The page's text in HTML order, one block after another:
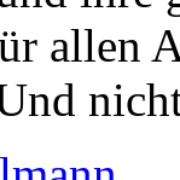
allen